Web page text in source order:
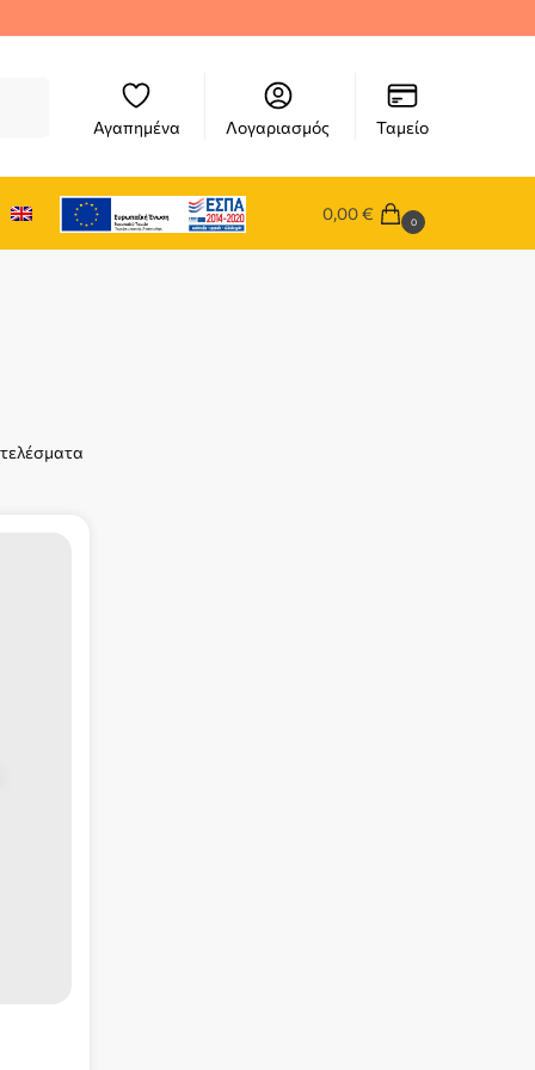
Αγαπημένα Λογαριασμός Ταμείο
0,00€ 0